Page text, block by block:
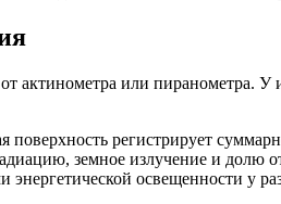
актинометра или пиранометра.
регистрирует
земное излучение и долю
энергетической освещенности у